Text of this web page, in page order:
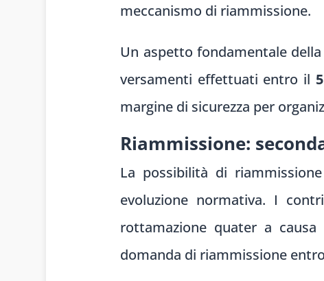
meccanismo di riammissione.
Un aspetto fondamentale
versamenti effettuati entro il
margine di sicurezza per
Riammissione:
La possibilità di
evoluzione normativa. I
rottamazione quater a
domanda di riammissione